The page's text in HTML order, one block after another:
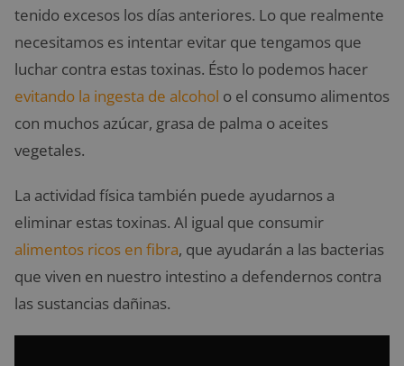
tenido excesos los días anteriores. Lo que realmente
necesitamos es intentar evitar que tengamos que
luchar contra estas toxinas. Ésto lo podemos hacer
evitando la ingesta de alcohol o el consumo alimentos
con muchos azúcar, grasa de palma o aceites
vegetales.
La actividad física también puede ayudarnos a
eliminar estas toxinas. Al igual que consumir
alimentos ricos en fibra, que ayudarán a las bacterias
que viven en nuestro intestino a defendernos contra
las sustancias dañinas.